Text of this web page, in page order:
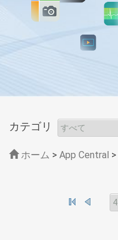
カテゴリ
ホーム > App Central >